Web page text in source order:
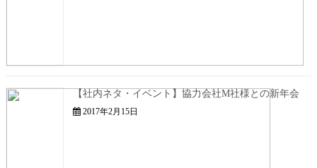
【社内ネタ・イベント】協力会社M社様との新年会
2017年2月15日